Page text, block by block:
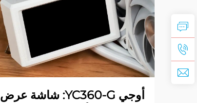
أوجي YC360-G: شاشة عرض